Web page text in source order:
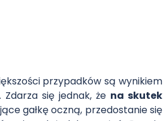
przypadków są wynikiem
się jednak, że na skutek
gałkę oczną, przedostanie się